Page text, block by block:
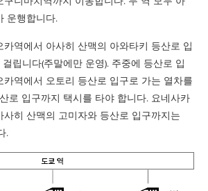
운행합니다.
카역에서 아사히 산맥의 아와타키 등산로 입
립니다(주말에만 운영). 주중에 등산로 입
카역에서 오토리 등산로 입구로 가는 열차를
로 입구까지 택시를 타야 합니다. 요네사카
사히 산맥의 고미자와 등산로 입구까지는
.